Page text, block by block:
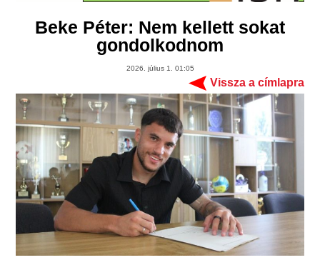
Beke Péter: Nem kellett sokat
gondolkodnom
2026. július 1. 01:05
Vissza a címlapra